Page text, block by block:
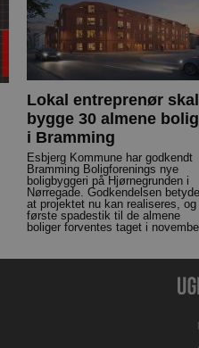
Lokal entreprenør skal
bygge 30 almene
i Bramming
Esbjerg Kommune har godkendt
Bramming Boligforenings nye
boligbyggeri på Hjørnegrunden i
Nørregade. Godkendelsen
at projektet nu kan realiseres, og
første spadestik til de almene
boliger forventes taget i